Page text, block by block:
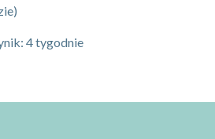
4 tygodnie